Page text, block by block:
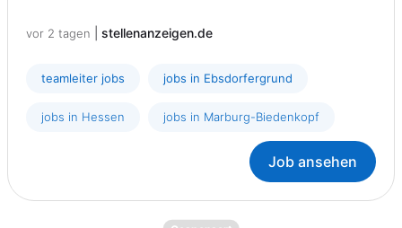
vor 2 tagen stellenanzeigen.de
teamleiter jobs jobs in Ebsdorfergrund
jobs in Hessen jobs in Marburg-Biedenkopf
Job ansehen